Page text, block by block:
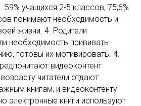
59% учащихся 2-5 классов, 75,6%
понимают необходимость и
жизни. 4. Родители
необходимость прививать
готовы их мотивировать. 4.
видеоконтент
читатели отдают
книгам, и видеоконтенту
электронные книги используют